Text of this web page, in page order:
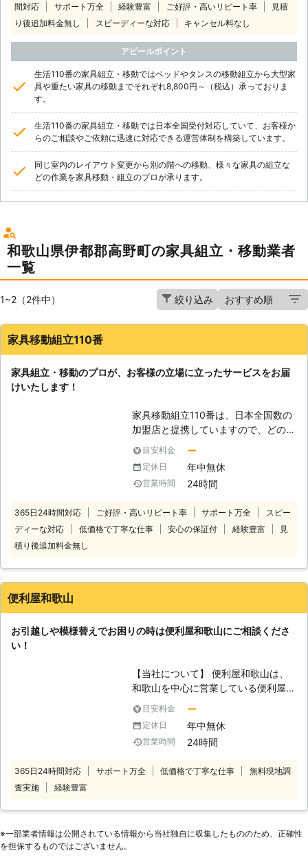
間対応
サポート万全 経験豊富 ご好評・高いリピート率
見積
り後追加料金無し
スピーディーな対応 キャンセル料なし
アピールポイント
生活110番の家具組立・移動ではベッドやタンスの移動組立から大型家
具や重たい家具の移動までそれぞれ8,800円～（税込）承っておりま
す。
生活110番の家具組立・移動では日本全国受付対応していて、お客様か
らのご相談やご依頼に迅速に対応できる運営体制を構築しています。
同じ室内のレイアウト変更から別の階への移動、様々な家具の組立な
どの作業を家具移動・組立のプロが承ります。
和歌山県伊都郡高野町の家具組立・移動業者
一覧
1~2（2件中） 絞り込み
家具移動組立110番
家具組立・移動のプロが、お客様の立場に立ったサービスをお届
けいたします！
家具移動組立110番は、日本全国数の
加盟店と提携していますので、どの地
方にお住まいのお客様でも迅速に対応
いたします。 コールセンターでは24
時間365日年中無休でお電話を受け付
けています。 深夜でも早朝でもお客
話ください。 コールセンターのスタ
ッフがお客様のお悩みをお聞きしま
ほしい」 「説明書を見ても家具の組
り、お悩みのお客様はぜひ家具移動組
立110番をご利用ください。 大きくて
豊富なベテランが迅速に解決します。
家具移動組立110番では、家具の組立
作業や移動作業にお困りのお客様に喜
目安料金 ー
定休日 年中無休
営業時間 24時間
365日24時間対応 ご好評・高いリピート率 サポート万全
スピー
ディーな対応
低価格で丁寧な仕事 安心の保証付 経験豊富
見
積り後追加料金無し
便利屋和歌山
お引越しや模様替えでお困りの時は便利屋和歌山にご相談くださ
い！
【当社について】 便利屋和歌山は、
和歌山を中心に営業している便利屋で
す。家具組立・家具移動などといった
お客様のお困りごとを解消し、快適な
暮らしをお手伝いさせていただいてお
ります。お客様のご依頼には幅広く対
のお客様にご利用いただいておりま
ービスをお届けさせていただきます。
目安料金 ー
定休日 年中無休
営業時間 24時間
365日24時間対応 サポート万全 低価格で丁寧な仕事
無料現地調
査実施
経験豊富
※⼀部業者情報は公開されている情報から当社独⾃に収集したもののため、正確性
を担保するものではございません。